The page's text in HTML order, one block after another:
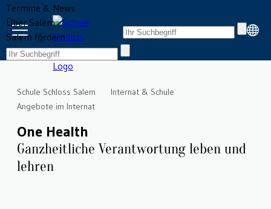
Termine & News
Über Salem
Salem fördern
Schule Schloss Salem
Internat & Schule
Angebote im Internat
One Health
Ganzheitliche Verantwortung leben und
lehren